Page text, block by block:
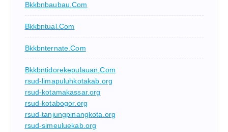
Bkkbnbaubau.com
Bkkbntual.com
Bkkbnternate.com
Bkkbntidorekepulauan.com
rsud-limapuluhkotakab.org
rsud-kotamakassar.org
rsud-kotabogor.org
rsud-tanjungpinangkota.org
rsud-simeuluekab.org